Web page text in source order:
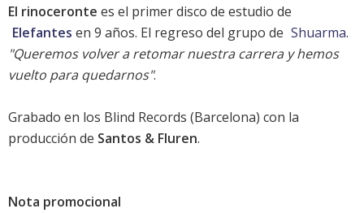
El rinoceronte es el primer disco de estudio de
Elefantes en 9 años. El regreso del grupo de Shuarma.
"Queremos volver a retomar nuestra carrera y hemos
vuelto para quedarnos".
Grabado en los Blind Records (Barcelona) con la
producción de Santos & Fluren.
Nota promocional